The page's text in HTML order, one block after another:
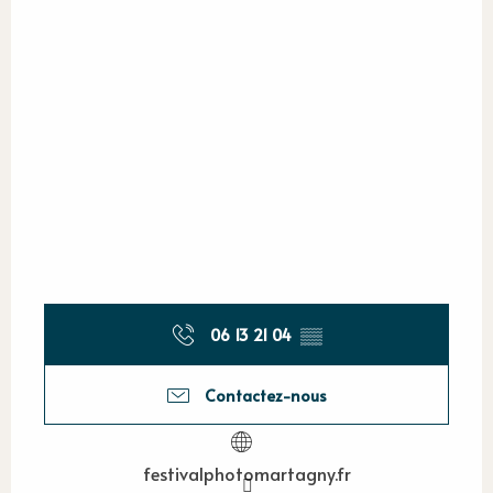
06 13 21 04 ▒▒
Contactez-nous
festivalphotomartagny.fr